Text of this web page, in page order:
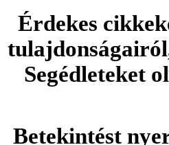
Érdekes
Segédleteket
Betekintést